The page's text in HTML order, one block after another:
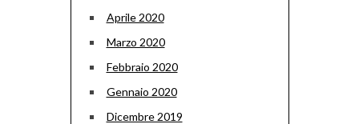
Aprile 2020
Marzo 2020
Febbraio 2020
Gennaio 2020
Dicembre 2019